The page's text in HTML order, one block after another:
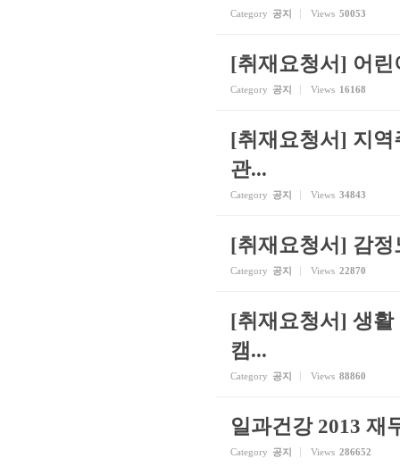
Category 공지 Views 50053
[취재요청서] 어
Category 공지 Views 16168
[취재요청서] 지역
관...
Category 공지 Views 34843
[취재요청서] 감정
Category 공지 Views 22870
[취재요청서] 생활
캠...
Category 공지 Views 88860
일과건강 2013 재
Category 공지 Views 286652